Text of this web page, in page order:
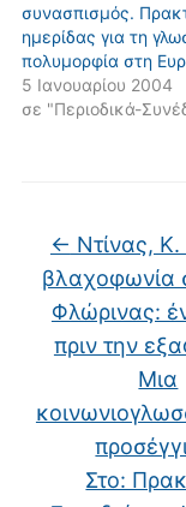
συνασπισμός.
ημερίδας για τη
πολυμορφία στη
5 Ιανουαρίου 2004
σε "Περιοδικά-
← Ντίνας,
βλαχοφωνία
Φλώρινας:
πριν την
Μια
Στο: